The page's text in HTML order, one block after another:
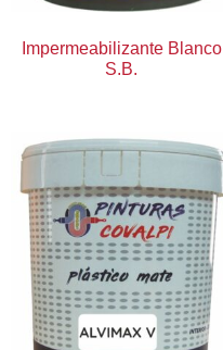
Impermeabilizante Blanco
S.B.